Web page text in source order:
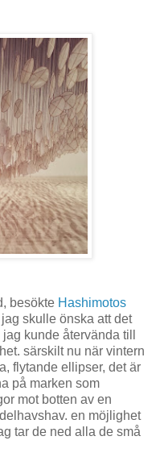
besökte Hashimotos
skulle önska att det
kunde återvända till
särskilt nu när vintern
flytande ellipser, det är
på marken som
mot botten av en
en möjlighet
tar de ned alla de små